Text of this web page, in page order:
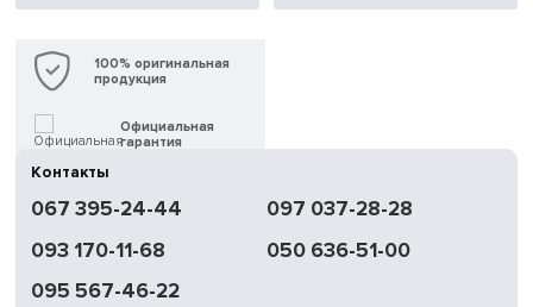
100% оригинальная
продукция
Официальная
гарантия
доставка
Обмен | Возвращение
Контакты
067 395-24-44
097 037-28-28
093 170-11-68
050 636-51-00
095 567-46-22